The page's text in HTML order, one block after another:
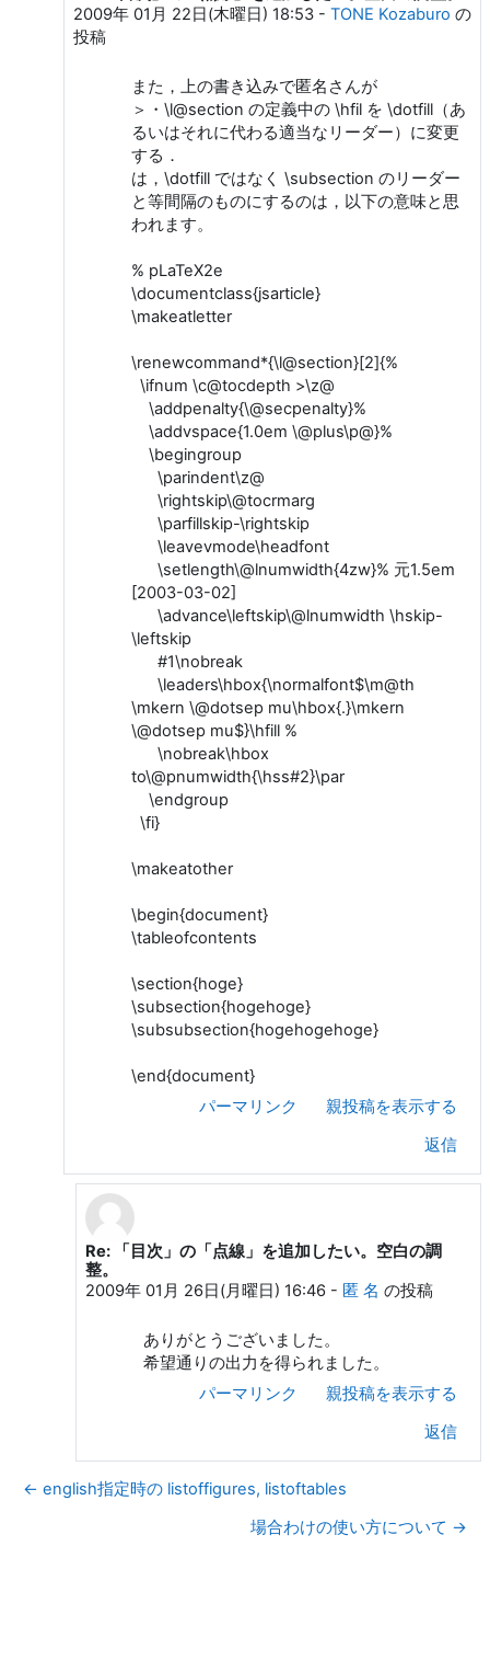
2009年 01月 22日(木曜日) 18:53- TONE Kozaburo の
投稿
また，上の書き込みで匿名さんが
＞・\l@section の定義中の \hfil を \dotfill（あ
るいはそれに代わる適当なリーダー）に変更
する．
は，\dotfill ではなく \subsection のリーダー
と等間隔のものにするのは，以下の意味と思
われます。
% pLaTeX2e
\documentclass{jsarticle}
\makeatletter
\renewcommand*{\l@section}[2]{%
\ifnum \c@tocdepth >\z@
\addpenalty{\@secpenalty}%
\addvspace{1.0em \@plus\p@}%
\begingroup
\parindent\z@
\rightskip\@tocrmarg
\parfillskip-\rightskip
\leavevmode\headfont
\setlength\@lnumwidth{4zw}% 元1.5em
[2003-03-02]
\advance\leftskip\@lnumwidth \hskip-
\leftskip
#1\nobreak
\leaders\hbox{\normalfont$\m@th
\mkern \@dotsep mu\hbox{.}\mkern
\@dotsep mu$}\hfill %
\nobreak\hbox
to\@pnumwidth{\hss#2}\par
\endgroup
\fi}
\makeatother
\begin{document}
\tableofcontents
\section{hoge}
\subsection{hogehoge}
\subsubsection{hogehogehoge}
\end{document}
パーマリンク
親投稿を表示する
返信
TONE Kozaburo への返信
Re: 「目次」の「点線」を追加したい。空白の調
整。
2009年 01月 26日(月曜日) 16:46 - 匿 名 の投稿
ありがとうございました。
希望通りの出力を得られました。
パーマリンク
親投稿を表示する
返信
← english指定時の listoffigures, listoftables
場合わけの使い方について →